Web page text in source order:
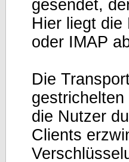
gesendet,
Hier liegt die
oder IMAP
Die
die Nutzer
Clients